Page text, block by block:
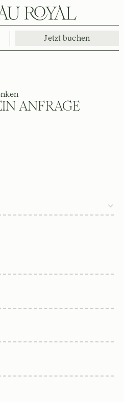
Jetzt buchen
ANFRAGE